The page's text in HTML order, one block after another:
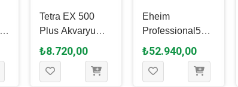
Tetra EX 500
Plus Akvaryum
Dış Filtre
₺8.720,00
Eheim
Professional5e
600 - 2178
Akvaryum Dış
Filtre
₺52.940,00